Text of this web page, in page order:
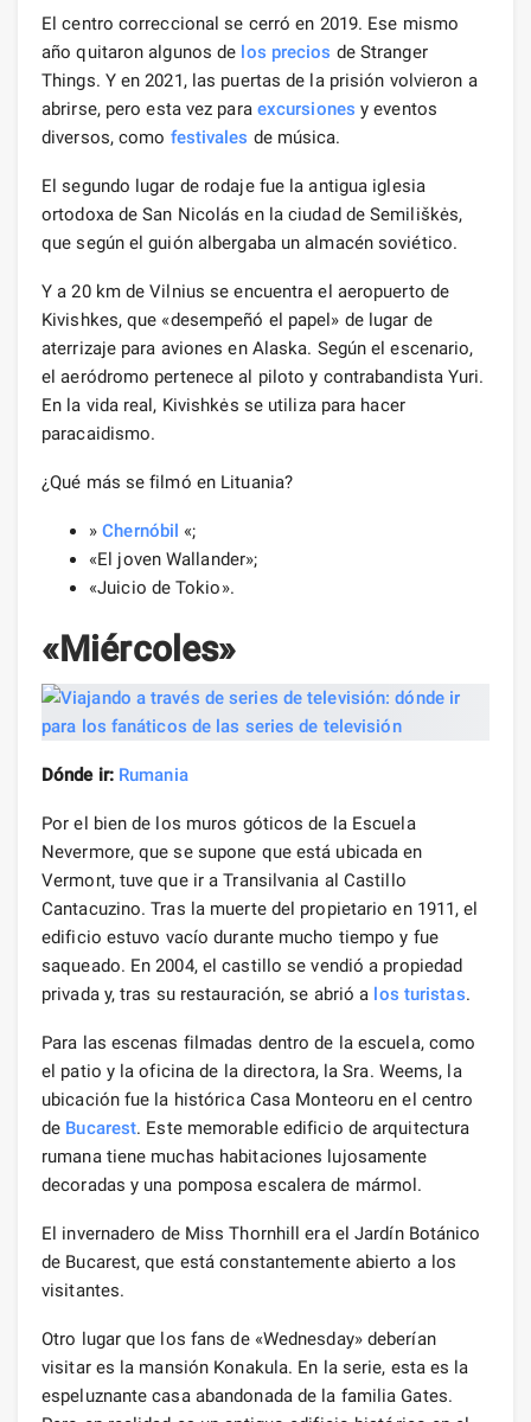
El centro correccional se cerró en 2019. Ese mismo
año quitaron algunos de los precios de Stranger
Things. Y en 2021, las puertas de la prisión volvieron a
abrirse, pero esta vez para excursiones y eventos
diversos, como festivales de música.
El segundo lugar de rodaje fue la antigua iglesia
ortodoxa de San Nicolás en la ciudad de Semiliškės,
que según el guión albergaba un almacén soviético.
Y a 20 km de Vilnius se encuentra el aeropuerto de
Kivishkes, que «desempeñó el papel» de lugar de
aterrizaje para aviones en Alaska. Según el escenario,
el aeródromo pertenece al piloto y contrabandista Yuri.
En la vida real, Kivishkės se utiliza para hacer
paracaidismo.
¿Qué más se filmó en Lituania?
»Chernóbil «;
«El joven Wallander»;
«Juicio de Tokio».
«Miércoles»
Dónde ir: Rumania
Por el bien de los muros góticos de la Escuela
Nevermore, que se supone que está ubicada en
Vermont, tuve que ir a Transilvania al Castillo
Cantacuzino. Tras la muerte del propietario en 1911, el
edificio estuvo vacío durante mucho tiempo y fue
saqueado. En 2004, el castillo se vendió a propiedad
privada y, tras su restauración, se abrió a los turistas.
Para las escenas filmadas dentro de la escuela, como
el patio y la oficina de la directora, la Sra. Weems, la
ubicación fue la histórica Casa Monteoru en el centro
de Bucarest. Este memorable edificio de arquitectura
rumana tiene muchas habitaciones lujosamente
decoradas y una pomposa escalera de mármol.
El invernadero de Miss Thornhill era el Jardín Botánico
de Bucarest, que está constantemente abierto a los
visitantes.
Otro lugar que los fans de «Wednesday» deberían
visitar es la mansión Konakula. En la serie, esta es la
espeluznante casa abandonada de la familia Gates.